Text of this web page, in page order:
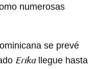
numerosas
se prevé
Erikallegue hasta